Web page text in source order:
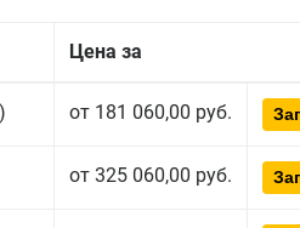
Цена за
от 181 060,00 руб.
от 325 060,00 руб.